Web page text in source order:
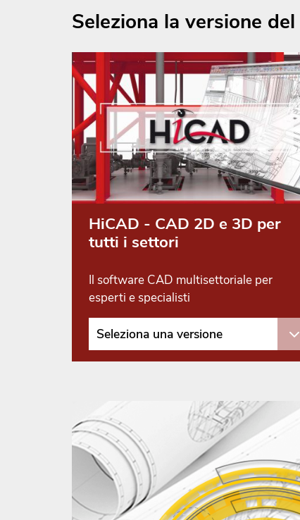
Seleziona la versione
HiCAD - CAD 2D e 3D per
tutti i settori
Il software CAD multisettoriale per
esperti e specialisti
Seleziona una versione